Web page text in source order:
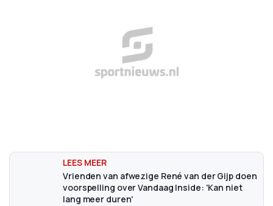
Vrienden van afwezige René van der Gijp doen
voorspelling over Vandaag Inside: 'Kan niet
lang meer duren'